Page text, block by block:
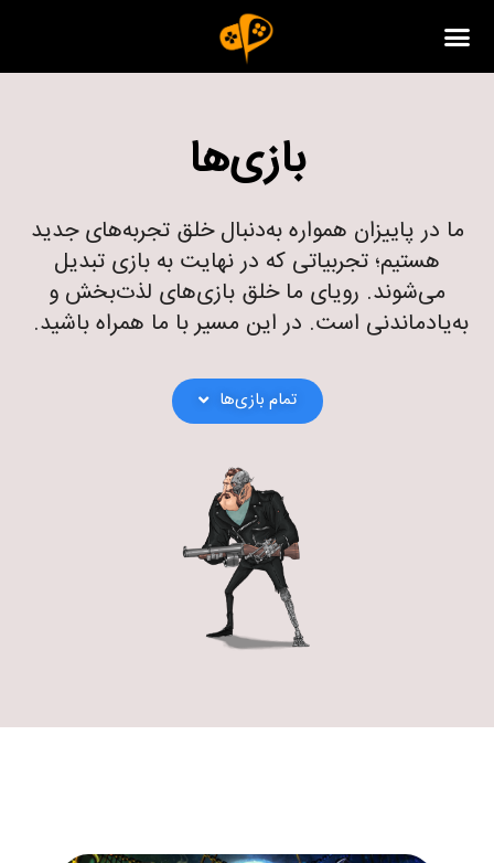
بازی‌ها
ما در پاییزان همواره به‌دنبال خلق تجربه‌های جدید
هستیم؛ تجربیاتی که در نهایت به بازی تبدیل
می‌شوند. رویای ما خلق باز‌ی‌های لذت‌بخش و
به‌یادماندنی است. در این مسیر با ما همراه باشید.
تمام بازی‌ها